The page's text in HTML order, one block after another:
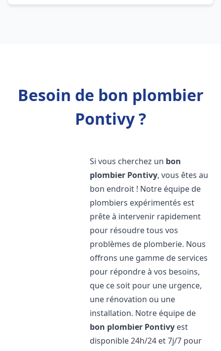
Besoin de bon plombier
Pontivy ?
Si vous cherchez un bon
plombier Pontivy, vous êtes au
bon endroit ! Notre équipe de
plombiers expérimentés est
prête à intervenir rapidement
pour résoudre tous vos
problèmes de plomberie. Nous
offrons une gamme de services
pour répondre à vos besoins,
que ce soit pour une urgence,
une rénovation ou une
installation. Notre équipe de
bon plombier Pontivy est
disponible 24h/24 et 7j/7 pour